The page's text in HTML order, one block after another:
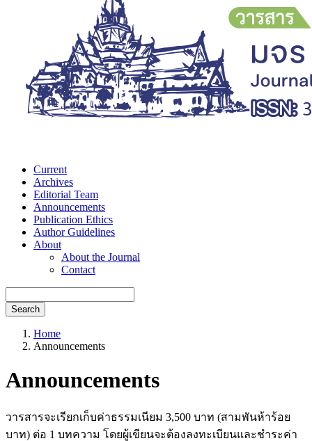
Current
Archives
Editorial Team
Announcements
Publication Ethics
Author Guidelines
About
About the Journal
Contact
Search
Home
Announcements
Announcements
วารสารจะเรียกเก็บค่าธรรมเนียม 3,500 บาท (สามพันห้าร้อย
บาท) ต่อ 1 บทความ โดยผู้เขียนจะต้องลงทะเบียนและชำระค่า